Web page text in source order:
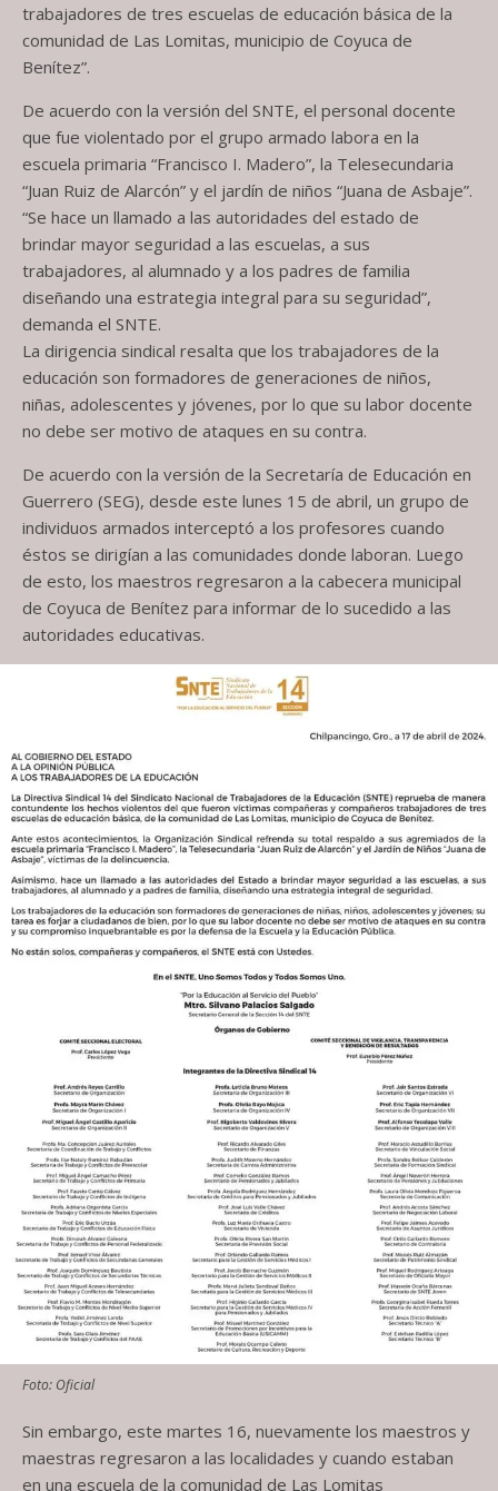
trabajadores de tres escuelas de educación básica de la
comunidad de Las Lomitas, municipio de Coyuca de
Benítez”.
De acuerdo con la versión del SNTE, el personal docente
que fue violentado por el grupo armado labora en la
escuela primaria “Francisco I. Madero”, la Telesecundaria
“Juan Ruiz de Alarcón” y el jardín de niños “Juana de Asbaje”.
“Se hace un llamado a las autoridades del estado de
brindar mayor seguridad a las escuelas, a sus
trabajadores, al alumnado y a los padres de familia
diseñando una estrategia integral para su seguridad”,
demanda el SNTE.
La dirigencia sindical resalta que los trabajadores de la
educación son formadores de generaciones de niños,
niñas, adolescentes y jóvenes, por lo que su labor docente
no debe ser motivo de ataques en su contra.
De acuerdo con la versión de la Secretaría de Educación en
Guerrero (SEG), desde este lunes 15 de abril, un grupo de
individuos armados interceptó a los profesores cuando
éstos se dirigían a las comunidades donde laboran. Luego
de esto, los maestros regresaron a la cabecera municipal
de Coyuca de Benítez para informar de lo sucedido a las
autoridades educativas.
Foto: Oficial
Sin embargo, este martes 16, nuevamente los maestros y
maestras regresaron a las localidades y cuando estaban
en una escuela de la comunidad de Las Lomitas